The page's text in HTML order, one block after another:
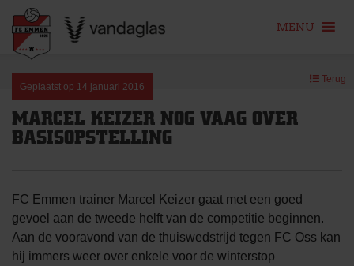
content
MENU
Geplaatst op 14 januari 2016
Terug
MARCEL KEIZER NOG VAAG OVER
BASISOPSTELLING
FC Emmen trainer Marcel Keizer gaat met een goed
gevoel aan de tweede helft van de competitie beginnen.
Aan de vooravond van de thuiswedstrijd tegen FC Oss kan
hij immers weer over enkele voor de winterstop